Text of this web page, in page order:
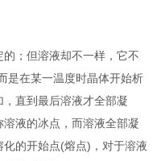
；但溶液却不一样，它不
是在某一温度时晶体开始析
直到最后溶液才全部凝
液的冰点，而溶液全部凝
的开始点(熔点)，对于溶液